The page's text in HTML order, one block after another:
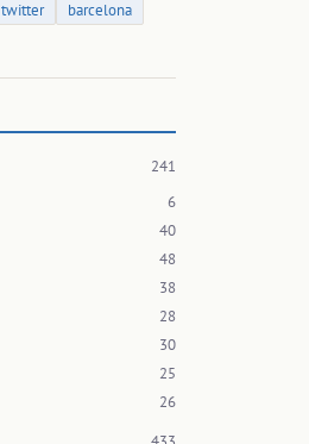
twitter
barcelona
241
6
40
48
38
28
30
25
26